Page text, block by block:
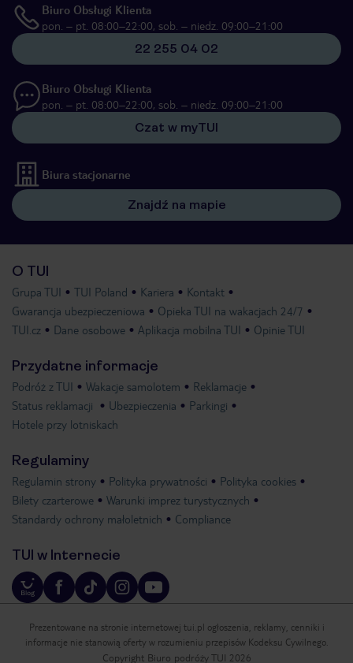
Biuro Obsługi Klienta
pon. – pt. 08:00–22:00, sob. – niedz. 09:00–21:00
22 255 04 02
Biuro Obsługi Klienta
pon. – pt. 08:00–22:00, sob. – niedz. 09:00–21:00
Czat w myTUI
Biura stacjonarne
Znajdź na mapie
O TUI
Grupa TUI TUI Poland Kariera
Kontakt
Gwarancja ubezpieczeniowa
Opieka TUI na wakacjach 24/7
TUI.cz
Dane osobowe Aplikacja mobilna TUI Opinie TUI
Przydatne informacje
Podróż z TUI Wakacje samolotem
Reklamacje
Status reklamacji
Ubezpieczenia
Parkingi
Hotele przy lotniskach
Regulaminy
Regulamin strony Polityka prywatności
Polityka cookies
Bilety czarterowe
Warunki imprez turystycznych
Standardy ochrony małoletnich
Compliance
TUI w Internecie
Prezentowane na stronie internetowej tui.pl ogłoszenia, reklamy, cenniki i
informacje nie stanowią oferty w rozumieniu przepisów Kodeksu Cywilnego.
Copyright Biuro podróży TUI 2026